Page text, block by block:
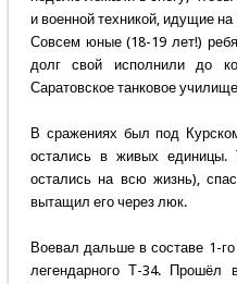
и военной техникой, идущие
Совсем юные (18-19 лет!)
долг свой исполнили до
Саратовское танковое
В сражениях был под
остались в живых единицы.
остались на всю жизнь),
вытащил его через люк.
Воевал дальше в составе 1-
легендарного Т-34. Прошёл